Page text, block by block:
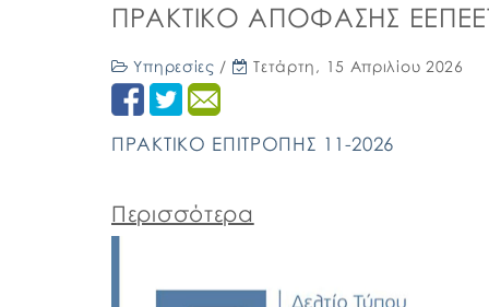
ΠΡΑΚΤΙΚΟ ΑΠΟΦΑΣΗΣ
Υπηρεσίες / Τετάρτη, 15 Απριλίου 2026
ΠΡΑΚΤΙΚΟ ΕΠΙΤΡΟΠΗΣ 11-2026
Περισσότερα